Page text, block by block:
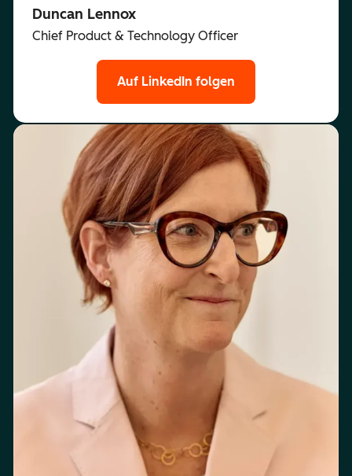
Duncan Lennox
Chief Product & Technology Officer
Auf LinkedIn folgen